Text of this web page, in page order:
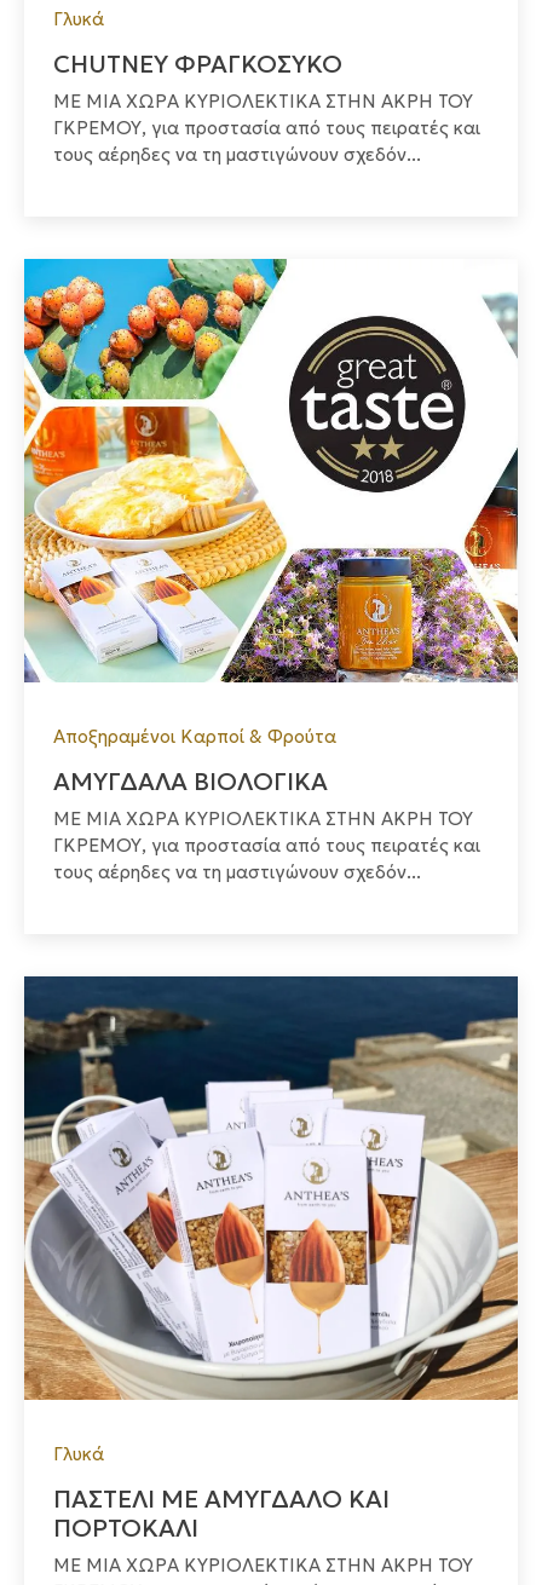
Γλυκά
CHUTNEY ΦΡΑΓΚΟΣΥΚΟ
ΜΕ ΜΙΑ ΧΩΡΑ ΚΥΡΙΟΛΕΚΤΙΚΑ ΣΤΗΝ ΑΚΡΗ ΤΟΥ
ΓΚΡΕΜΟΥ, για προστασία από τους πειρατές και
τους αέρηδες να τη μαστιγώνουν σχεδόν...
Αποξηραμένοι Καρποί & Φρούτα
ΑΜΥΓΔΑΛΑ ΒΙΟΛΟΓΙΚΑ
ΜΕ ΜΙΑ ΧΩΡΑ ΚΥΡΙΟΛΕΚΤΙΚΑ ΣΤΗΝ ΑΚΡΗ ΤΟΥ
ΓΚΡΕΜΟΥ, για προστασία από τους πειρατές και
τους αέρηδες να τη μαστιγώνουν σχεδόν...
Γλυκά
ΠΑΣΤΕΛΙ ΜΕ ΑΜΥΓΔΑΛΟ ΚΑΙ
ΠΟΡΤΟΚΑΛΙ
ΜΕ ΜΙΑ ΧΩΡΑ ΚΥΡΙΟΛΕΚΤΙΚΑ ΣΤΗΝ ΑΚΡΗ ΤΟΥ